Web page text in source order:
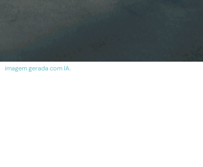
imagem gerada com IA.